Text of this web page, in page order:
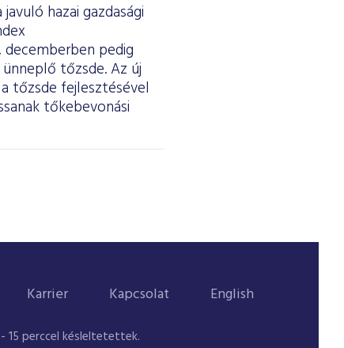
hazai gazdasági
pedig
tőzsde. Az új
tőzsde fejlesztésével
tőkebevonási
Karrier Kapcsolat English
15 perccel késleltetettek.